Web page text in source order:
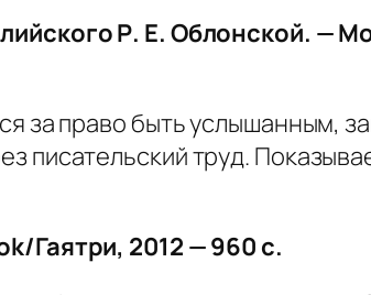
Р. Е. Облонской. —
за право быть услышанным,
писательский труд.
Гаятри, 2012 — 960 с.